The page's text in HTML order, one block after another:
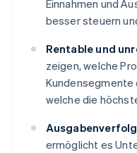
Einnahmen und
besser steuern
Rentable und
zeigen, welche
Kundensegmente
welche die
ermöglicht es